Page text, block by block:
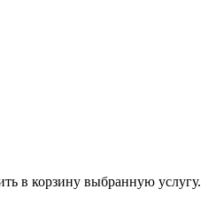
в корзину выбранную услугу.